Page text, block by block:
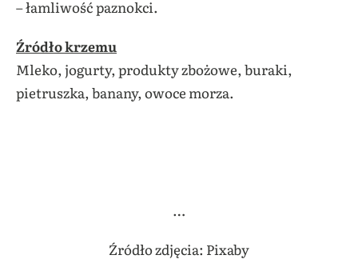
– łamliwość paznokci.
Źródło krzemu
Mleko, jogurty, produkty zbożowe, buraki,
pietruszka, banany, owoce morza.
…
Źródło zdjęcia: Pixaby